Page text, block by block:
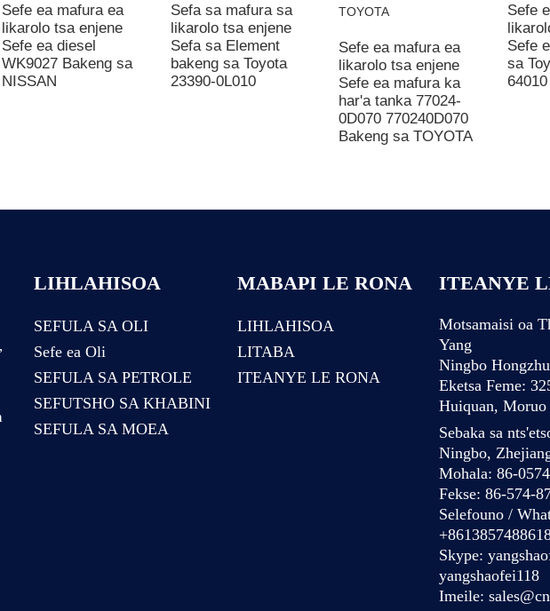
Sefe ea mafura ea
likarolo tsa enjene
Sefe ea diesel
WK9027 Bakeng sa
NISSAN
Sefa sa mafura sa
likarolo tsa enjene
Sefa sa Element
bakeng sa Toyota
23390-0L010
Sefe ea mafura ea
likarolo tsa enjene
Sefe ea mafura ka
har'a tanka 77024-
0D070 770240D070
Bakeng sa TOYOTA
Sefe
Sefe
sa
LIHLAHISOA
SEFULA SA OLI
Sefe ea Oli
SEFULA SA PETROLE
SEFUTSHO SA KHABINI
SEFULA SA MOEA
MABAPI LE RONA
LIHLAHISOA
LITABA
ITEANYE LE RONA
ITEANYE
Motsamaisi oa
Yang
Ningbo
Eketsa Feme:
Huiquan, Moruo
Sebaka sa
Ningbo,
Mohala: 86-
Fekse: 86-574-
Selefouno /
Skype:
yangshaofei118
Imeile: